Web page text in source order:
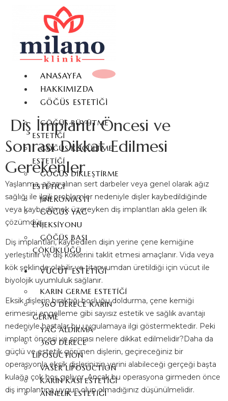
ANASAYFA
HAKKIMIZDA
GÖĞÜS ESTETIĞI
GÖĞÜS BÜYÜTME
ESTETIĞI
GÖĞÜS KÜÇÜLTME
ESTETIĞI
GÖĞÜS DIKLEŞTIRME
ESTETIĞI
JINEKOMASTI
GÖĞÜS YAĞ
ENJEKSIYONU
GÖĞÜS BAŞI
ÇÖKÜKLÜĞÜ
VÜCUT ESTETIĞI
KARIN GERME ESTETIĞI
360 DERECE KARIN
GERME
YAĞ ALDIRMA
360 DERECE
LIPOSUCTION
VASER LIPOSUCTION
KARIN KASI ESTETIĞI
ANNELIK ESTETIĞI
Diş İmplantı Öncesi ve
Sonrası Dikkat Edilmesi
Gerekenler
Yaşlanma, ağza alınan sert darbeler veya genel olarak ağız
sağlığı ile ilgili problemler nedeniyle dişler kaybedildiğinde
veya kaybedilmek üzereyken diş implantları akla gelen ilk
çözümdür.
Diş implantları, kaybedilen dişin yerine çene kemiğine
yerleştirilir ve diş köklerini taklit etmesi amaçlanır. Vida veya
kök şeklinde olabilir ve titanyumdan üretildiği için vücut ile
biyolojik uyumluluk sağlanır.
Eksik dişlerin bıraktığı boşluğu doldurma, çene kemiği
erimesini engelleme gibi sayısız estetik ve sağlık avantajı
nedeniyle hastalar bu uygulamaya ilgi göstermektedir. Peki
implant öncesi ve sonrası nelere dikkat edilmelidir?Daha da
güçlü ve estetik görünen dişlerin, geçireceğiniz bir
operasyonla eksik dişlerinizin yerini alabileceği gerçeği başta
kulağa çok hoş geliyor. Ancak bu operasyona girmeden önce
diş implantına uygun olup olmadığınız düşünülmelidir.